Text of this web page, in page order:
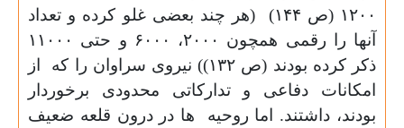
۱۲۰۰ (
ص ۱۴۴) (
هر چند بعضی غلو کرده و تعداد
آنها را رقمی همچون ۲۰۰۰، ۶۰۰۰ و حتی ۱۱۰۰۰
ذکر کرده بودند (ص ۱۳۲))
نیروی سراوان را که از
امکانات دفاعی و تدارکاتی محدودی برخوردار
بودند، داشتند. اما روحیه ها در درون قلعه ضعیف